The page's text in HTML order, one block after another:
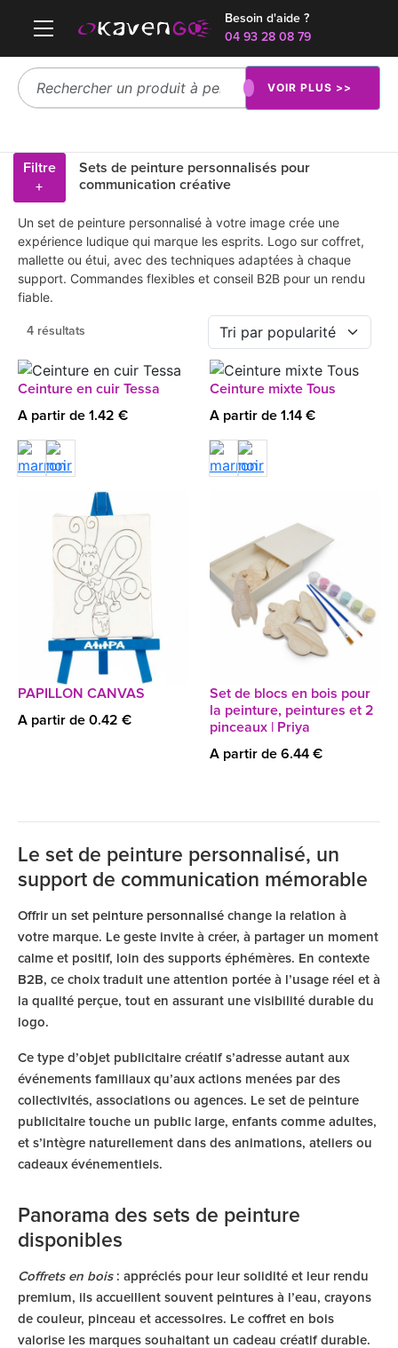
Besoin d'aide ?
04 93 28 08 79
VOIR PLUS >>
Filtre
+
Sets de peinture personnalisés pour
communication créative
Un set de peinture personnalisé à votre image crée une
expérience ludique qui marque les esprits. Logo sur coffret,
mallette ou étui, avec des techniques adaptées à chaque
support. Commandes flexibles et conseil B2B pour un rendu
fiable.
4 résultats
Ceinture en cuir Tessa
A partir de 1.42 €
Ceinture mixte Tous
A partir de 1.14 €
PAPILLON CANVAS
A partir de 0.42 €
Set de blocs en bois pour
la peinture, peintures et 2
pinceaux | Priya
A partir de 6.44 €
Le set de peinture personnalisé, un
support de communication mémorable
Offrir un set peinture personnalisé change la relation à
votre marque. Le geste invite à créer, à partager un moment
calme et positif, loin des supports éphémères. En contexte
B2B, ce choix traduit une attention portée à l’usage réel et à
la qualité perçue, tout en assurant une visibilité durable du
logo.
Ce type d’objet publicitaire créatif s’adresse autant aux
événements familiaux qu’aux actions menées par des
collectivités, associations ou agences. Le set de peinture
publicitaire touche un public large, enfants comme adultes,
et s’intègre naturellement dans des animations, ateliers ou
cadeaux événementiels.
Panorama des sets de peinture
disponibles
Coffrets en bois: appréciés pour leur solidité et leur rendu
premium, ils accueillent souvent peintures à l’eau, crayons
de couleur, pinceau et accessoires. Le coffret en bois
valorise les marques souhaitant un cadeau créatif durable.